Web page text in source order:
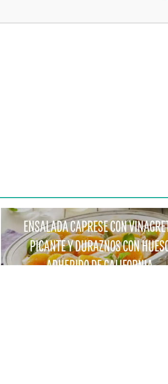
ENSALADA CAPRESE CON
PICANTE Y DURAZNOS CON
ADHERIDO DE CALIFORNIA